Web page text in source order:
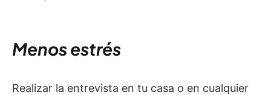
Menos estrés
Realizar la entrevista en tu casa o en cualquier